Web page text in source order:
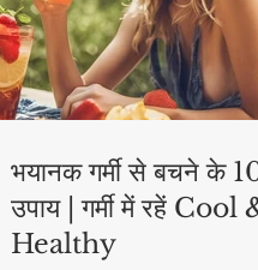
भयानक गर्मी से बचने के
उपाय | गर्मी में रहें Cool
Healthy